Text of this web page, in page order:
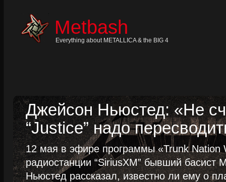
Metbash
Everything about METALLICA & the BIG 4
Джейсон Ньюстед: «Не
“Justice” надо
12 мая в эфире программы «Trunk Nation
радиостанции “SiriusXM” бывший басист
Ньюстед рассказал, известно ли ему о